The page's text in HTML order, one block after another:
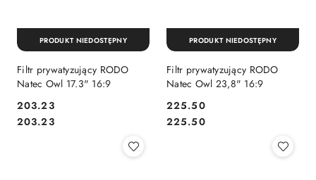
Filtr prywatyzujący RODO
Natec Owl 17.3" 16:9
Cena:
203.23
Cena:
203.23
PRODUKT NIEDOSTĘPNY
Filtr prywatyzujący RODO
Natec Owl 23,8" 16:9
Cena:
225.50
Cena:
225.50
PRODUKT NIEDOSTĘPNY